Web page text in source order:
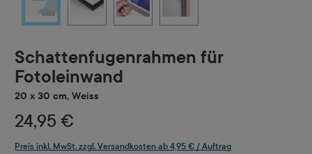
Schattenfugenrahmen für
Fotoleinwand
20 x 30 cm, Weiss
24,95 €
Preis inkl. MwSt. zzgl. Versandkosten ab 4,95 € / Auftrag